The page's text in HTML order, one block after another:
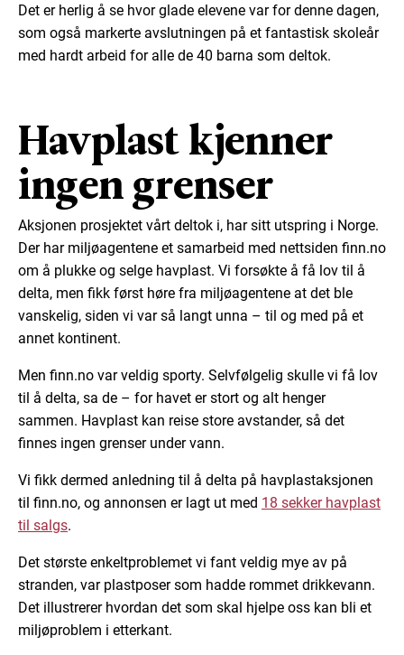
Det er herlig å se hvor glade elevene var for denne dagen,
som også markerte avslutningen på et fantastisk skoleår
med hardt arbeid for alle de 40 barna som deltok.
Havplast kjenner
ingen grenser
Aksjonen prosjektet vårt deltok i, har sitt utspring i Norge.
Der har miljøagentene et samarbeid med nettsiden finn.no
om å plukke og selge havplast. Vi forsøkte å få lov til å
delta, men fikk først høre fra miljøagentene at det ble
vanskelig, siden vi var så langt unna – til og med på et
annet kontinent.
Men finn.no var veldig sporty. Selvfølgelig skulle vi få lov
til å delta, sa de – for havet er stort og alt henger
sammen. Havplast kan reise store avstander, så det
finnes ingen grenser under vann.
Vi fikk dermed anledning til å delta på havplastaksjonen
til finn.no, og annonsen er lagt ut med 18 sekker havplast
til salgs.
Det største enkeltproblemet vi fant veldig mye av på
stranden, var plastposer som hadde rommet drikkevann.
Det illustrerer hvordan det som skal hjelpe oss kan bli et
miljøproblem i etterkant.